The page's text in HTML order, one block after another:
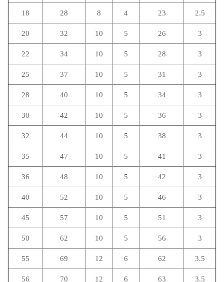
18 28 8 4 23 2.5
20 32 10 5 26 3
22 34 10 5 28 3
25 37 10 5 31 3
28 40 10 5 34 3
30 42 10 5 36 3
32 44 10 5 38 3
35 47 10 5 41 3
36 48 10 5 42 3
40 52 10 5 46 3
45 57 10 5 51 3
50 62 10 5 56 3
55 69 12 6 62 3.5
56 70 12 6 63 3.5